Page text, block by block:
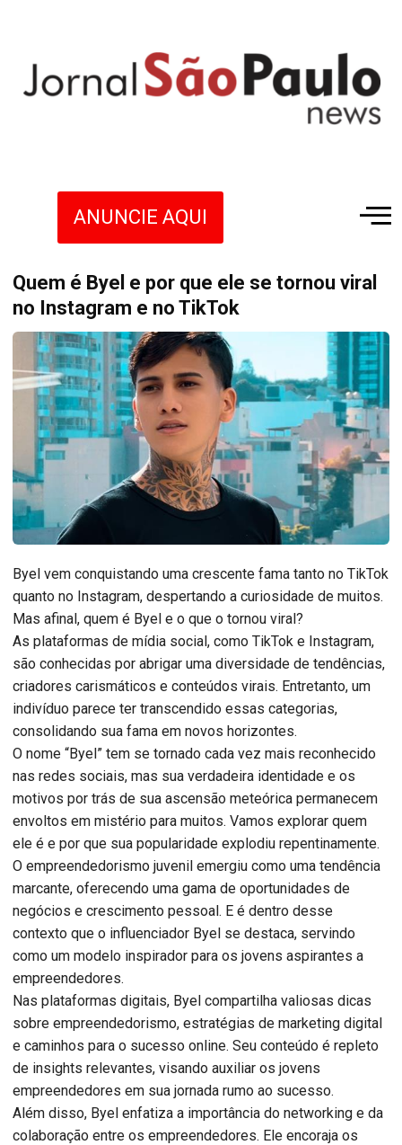
ANUNCIE AQUI
Quem é Byel e por que ele se tornou viral
no Instagram e no TikTok
Byel vem conquistando uma crescente fama tanto no TikTok
quanto no Instagram, despertando a curiosidade de muitos.
Mas afinal, quem é Byel e o que o tornou viral?
As plataformas de mídia social, como TikTok e Instagram,
são conhecidas por abrigar uma diversidade de tendências,
criadores carismáticos e conteúdos virais. Entretanto, um
indivíduo parece ter transcendido essas categorias,
consolidando sua fama em novos horizontes.
O nome “Byel” tem se tornado cada vez mais reconhecido
nas redes sociais, mas sua verdadeira identidade e os
motivos por trás de sua ascensão meteórica permanecem
envoltos em mistério para muitos. Vamos explorar quem
ele é e por que sua popularidade explodiu repentinamente.
O empreendedorismo juvenil emergiu como uma tendência
marcante, oferecendo uma gama de oportunidades de
negócios e crescimento pessoal. E é dentro desse
contexto que o influenciador Byel se destaca, servindo
como um modelo inspirador para os jovens aspirantes a
empreendedores.
Nas plataformas digitais, Byel compartilha valiosas dicas
sobre empreendedorismo, estratégias de marketing digital
e caminhos para o sucesso online. Seu conteúdo é repleto
de insights relevantes, visando auxiliar os jovens
empreendedores em sua jornada rumo ao sucesso.
Além disso, Byel enfatiza a importância do networking e da
colaboração entre os empreendedores. Ele encoraja os